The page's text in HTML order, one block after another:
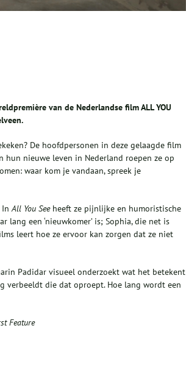
van de Nederlandse film ALL YOU
De hoofdpersonen in deze gelaagde film
nieuwe leven in Nederland roepen ze op
waar kom je vandaan, spreek je
InAll You Seeheeft ze pijnlijke en humoristische
een ‘nieuwkomer’ is; Sophia, die net is
leert hoe ze ervoor kan zorgen dat ze niet
Padidar visueel onderzoekt wat het betekent
verbeeldt die dat oproept. Hoe lang wordt een
Feature